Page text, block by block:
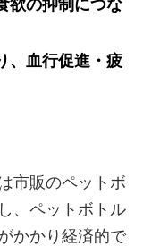
欲の抑制につな
、血行促進・疲
市販のペットボ
、ペットボトル
かかり経済的で